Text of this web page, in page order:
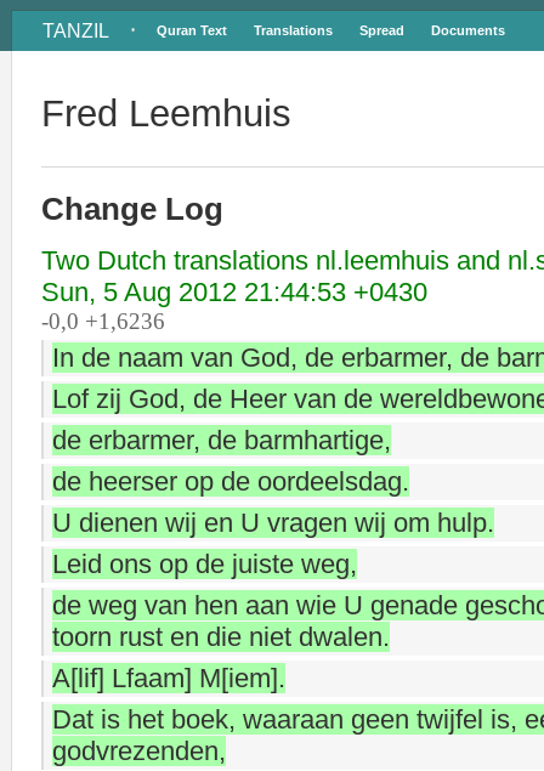
TANZIL • Quran Text Translations Spread Documents
Fred Leemhuis
Change Log
Two Dutch translations nl.leemhuis and
Sun, 5 Aug 2012 21:44:53 +0430
-0,0 +1,6236
In de naam van God, de erbarmer, de
Lof zij God, de Heer van de
de erbarmer, de barmhartige,
de heerser op de oordeelsdag.
U dienen wij en U vragen wij om hulp.
Leid ons op de juiste weg,
de weg van hen aan wie U genade
toorn rust en die niet dwalen.
A[lif] Lfaam] M[iem].
Dat is het boek, waaraan geen twijfel is,
godvrezenden,